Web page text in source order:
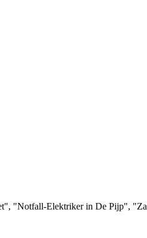
"Notfall-Elektriker in De Pijp",